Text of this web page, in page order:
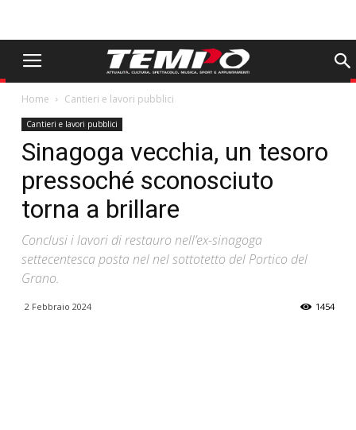
Home Cantieri e lavori pubblici
Cantieri e lavori pubblici
Sinagoga vecchia, un tesoro
pressoché sconosciuto
torna a brillare
Conclusi i lavori di restauro nell’ex-sinagoga
settecentesca posta nel nel sottotetto del Portico del
Grano.
2 Febbraio 2024 1454